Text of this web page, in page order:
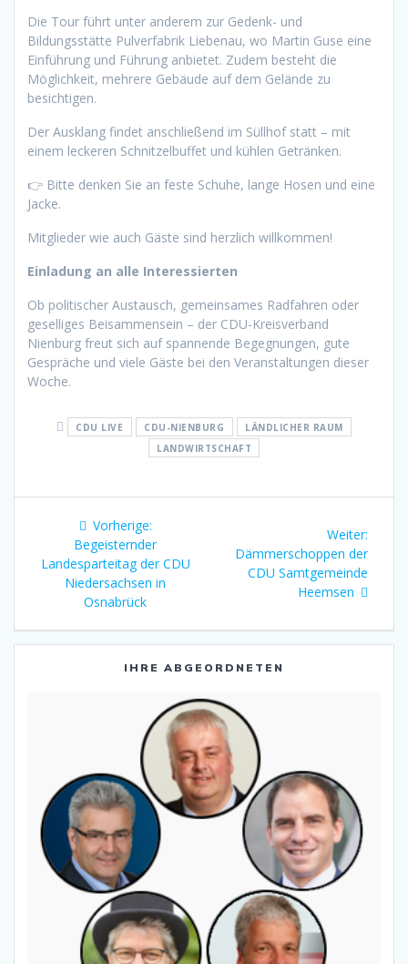
Die Tour führt unter anderem zur Gedenk- und
Bildungsstätte Pulverfabrik Liebenau, wo Martin Guse eine
Einführung und Führung anbietet. Zudem besteht die
Möglichkeit, mehrere Gebäude auf dem Gelände zu
besichtigen.
Der Ausklang findet anschließend im Süllhof statt – mit
einem leckeren Schnitzelbuffet und kühlen Getränken.
👉 Bitte denken Sie an feste Schuhe, lange Hosen und eine
Jacke.
Mitglieder wie auch Gäste sind herzlich willkommen!
Einladung an alle Interessierten
Ob politischer Austausch, gemeinsames Radfahren oder
geselliges Beisammensein – der CDU-Kreisverband
Nienburg freut sich auf spannende Begegnungen, gute
Gespräche und viele Gäste bei den Veranstaltungen dieser
Woche.
CDU LIVE CDU-NIENBURG
LÄNDLICHER RAUM
LANDWIRTSCHAFT
Beitragsnavigation
Vorherige:Vorheriger
Beitrag:
Begeisternder
Landesparteitag der CDU
Niedersachsen in
Osnabrück
Weiter:
Dämmerschoppen der
CDU Samtgemeinde
Heemsen
IHRE ABGEORDNETEN